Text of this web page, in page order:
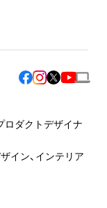
。
な媒体への出力を
)にかかる知的財産
ロダクトデザイナ
イン、インテリア